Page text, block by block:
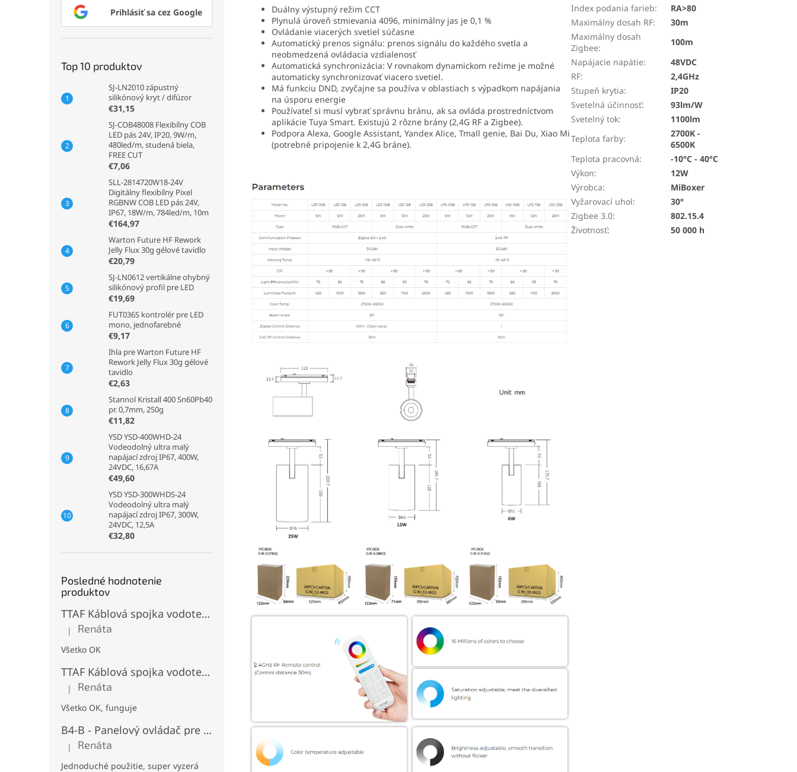
Prihlásiť sa cez Google
Top 10 produktov
SJ-LN2010 zápustný
silikónový kryt / difúzor
€31,15
SJ-COB48008 Flexibílny COB
LED pás 24V, IP20, 9W/m,
480led/m, studená biela,
FREE CUT
€7,06
SLL-2814720W18-24V
Digitálny flexibílny Pixel
RGBNW COB LED pás 24V,
IP67, 18W/m, 784led/m, 10m
€164,97
Warton Future HF Rework
Jelly Flux 30g gélové tavidlo
€20,79
SJ-LN0612 vertikálne ohybný
silikónový profil pre LED
€19,69
FUT036S kontrolér pre LED
mono, jednofarebné
€9,17
Ihla pre Warton Future HF
Rework Jelly Flux 30g gélové
tavidlo
€2,63
Stannol Kristall 400 Sn60Pb40
pr. 0,7mm, 250g
€11,82
YSD YSD-400WHD-24
Vodeodolný ultra malý
napájací zdroj IP67, 400W,
24VDC, 16,67A
€49,60
YSD YSD-300WHDS-24
Vodeodolný ultra malý
napájací zdroj IP67, 300W,
24VDC, 12,5A
€32,80
Posledné hodnotenie
produktov
TTAF Káblová spojka vodotesná IP68, Typu "T" , 3 pinová, 20A, 2,5mm², M20
Hodnotenie produktu je 5 z 5 hviezdičiek.
| Renáta
Všetko OK
TTAF Káblová spojka vodotesná IP68, "I" Priama, 3 pinová, 20A, 2,5mm², M20
Hodnotenie produktu je 5 z 5 hviezdičiek.
| Renáta
Všetko OK, funguje
B4-B - Panelový ovládač pre RGB+CCT LED, Čierny, Batériový 2xAAA (3V), Magnetický, RF 2,4GHz, 4 zóny
Hodnotenie produktu je 5 z 5 hviezdičiek.
| Renáta
Jednoduché použitie, super vyzerá
Duálny výstupný režim CCT
Plynulá úroveň stmievania 4096, minimálny jas je 0,1 %
Ovládanie viacerých svetiel súčasne
Automatický prenos signálu: prenos signálu do každého svetla a
neobmedzená ovládacia vzdialenosť
Automatická synchronizácia: V rovnakom dynamickom režime je možné
automaticky synchronizovať viacero svetiel.
Má funkciu DND, zvyčajne sa používa v oblastiach s výpadkom napájania
na úsporu energie
Používateľ si musí vybrať správnu bránu, ak sa ovláda prostredníctvom
aplikácie Tuya Smart. Existujú 2 rôzne brány (2,4G RF a Zigbee).
Podpora Alexa, Google Assistant, Yandex Alice, Tmall genie, Bai Du, Xiao Mi
(potrebné pripojenie k 2,4G bráne).
Index podania farieb:
RA>80
Maximálny dosah RF:
30m
Maximálny dosah
Zigbee:
100m
Napájacie napätie:
48VDC
RF:
2,4GHz
Stupeň krytia:
IP20
Svetelná účinnosť:
93lm/W
Svetelný tok:
1100lm
Teplota farby:
2700K -
6500K
Teplota pracovná:
-10°C - 40°C
Výkon:
12W
Výrobca:
MiBoxer
Vyžarovací uhol:
30°
Zigbee 3.0:
802.15.4
Životnosť: 50 000 h